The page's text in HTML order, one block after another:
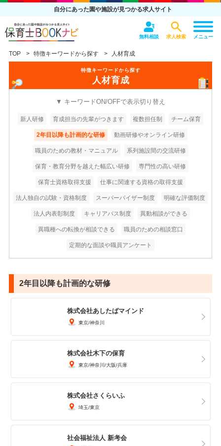
自分にあった園や施設が見つかる求人サイト
無料相談 求人検索 メニュー
TOP 特徴キーワードから探す 人材育成
特徴キーワードから探す
人材育成
▼ キーワードON/OFFで表示切り替え
新人研修 育成担当の先輩がつきます 複数担任制 チーム保育
2年目以降も計画的な研修 動画研修やオンライン研修
職員のための教材・マニュアル 系列施設間の交流研修
保育・教育分野を越えた幅広い研修 専門性の高い研修
保育士資格取得支援 仕事に関連する資格の取得支援
法人独自の試験・資格制度 スーパーバイザー制度 明確な評価制度
法人内表彰制度 キャリアパス制度 異動相談ができる
異職種への転換が相談できる 職員のための相談窓口
定期的な面談や職員アンケート
2年目以降も計画的な研修
株式会社あしたばマインド
東京 神奈川
株式会社木下の保育
東京 神奈川 大阪 兵庫
株式会社さくらいふ
埼玉 東京
社会福祉法人 新考会